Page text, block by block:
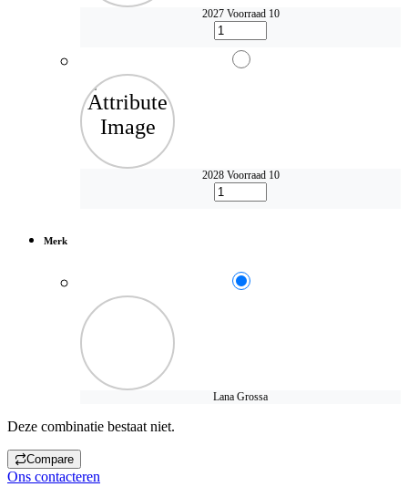
2027 Voorraad 10
2028 Voorraad 10
Merk
Lana Grossa
Deze combinatie bestaat niet.
Compare
Ons contacteren